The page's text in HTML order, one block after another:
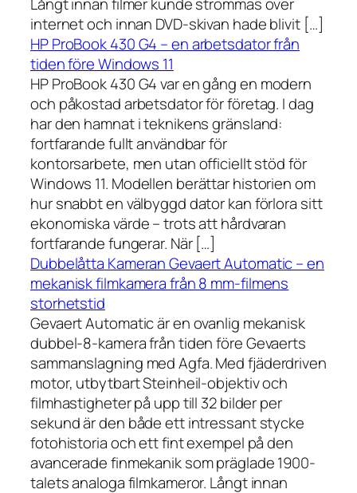
Långt innan filmer kunde strömmas över
internet och innan DVD-skivan hade blivit […]
HP ProBook 430 G4 – en arbetsdator från
tiden före Windows 11
HP ProBook 430 G4 var en gång en modern
och påkostad arbetsdator för företag. I dag
har den hamnat i teknikens gränsland:
fortfarande fullt användbar för
kontorsarbete, men utan officiellt stöd för
Windows 11. Modellen berättar historien om
hur snabbt en välbyggd dator kan förlora sitt
ekonomiska värde – trots att hårdvaran
fortfarande fungerar. När […]
Dubbelåtta Kameran Gevaert Automatic – en
mekanisk filmkamera från 8 mm-filmens
storhetstid
Gevaert Automatic är en ovanlig mekanisk
dubbel-8-kamera från tiden före Gevaerts
sammanslagning med Agfa. Med fjäderdriven
motor, utbytbart Steinheil-objektiv och
filmhastigheter på upp till 32 bilder per
sekund är den både ett intressant stycke
fotohistoria och ett fint exempel på den
avancerade finmekanik som präglade 1900-
talets analoga filmkameror. Långt innan